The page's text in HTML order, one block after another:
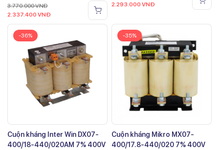
3.770.000VNĐ
2.337.400 VNĐ
2.293.000 VNĐ
-36%
Cuộn kháng Inter Win DX07-
400/18-440/020AM 7% 400V
-35%
Cuộn kháng Mikro MX07-
400/17.8-440/020 7% 400V